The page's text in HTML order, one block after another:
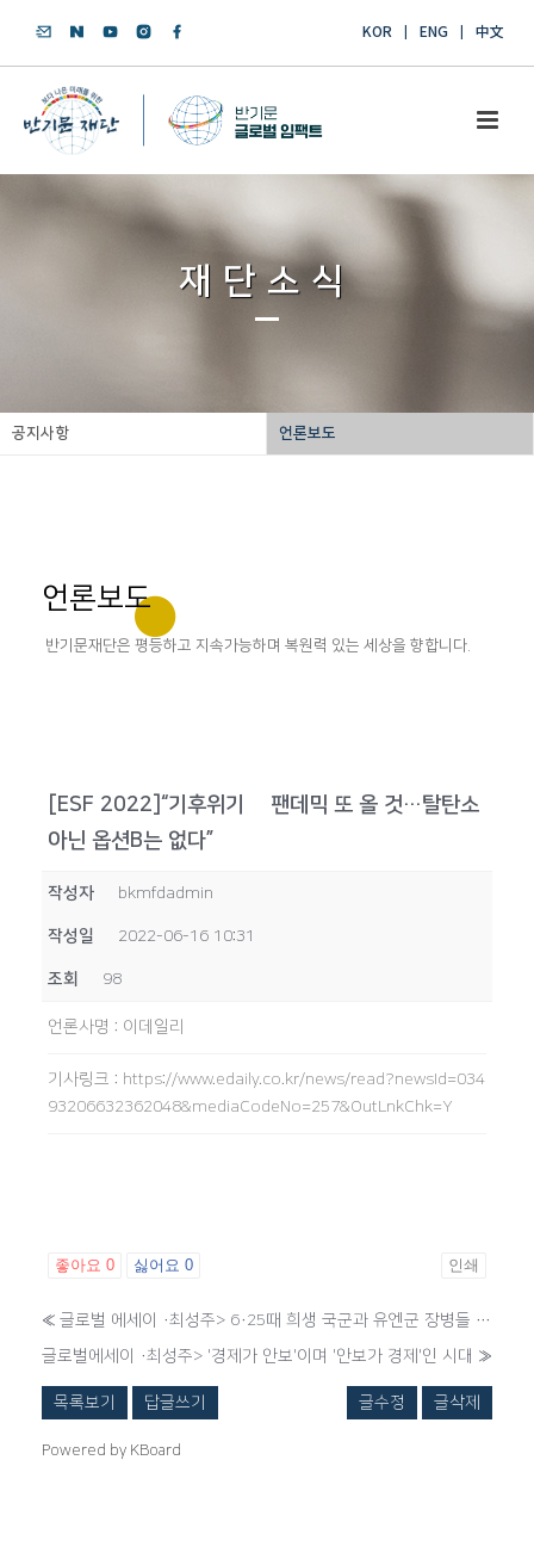
KOR ENG 中文
재단소식
공지사항 언론보도
언론보도
반기문재단은 평등하고 지속가능하며 복원력 있는 세상을 향합니다.
[ESF 2022]“기후위기發 팬데믹 또 올 것…탈탄소
아닌 옵션B는 없다”
작성자 bkmfdadmin
작성일 2022-06-16 10:31
조회 98
언론사명 : 이데일리
기사링크 : https://www.edaily.co.kr/news/read?newsId=034
93206632362048&mediaCodeNo=257&OutLnkChk=Y
좋아요 0 싫어요 0 인쇄
«
글로벌 에세이 ·최성주> 6·25때 희생 국군과 유엔군 장병들 잊지 말자
글로벌에세이 ·최성주> '경제가 안보'이며 '안보가 경제'인 시대 »
목록보기 답글쓰기 글수정 글삭제
Powered by KBoard